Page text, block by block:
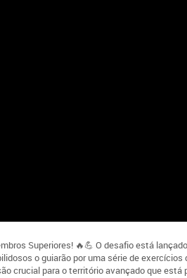
Superiores! 🔥💪 O desafio está
o guiarão por uma série de
crucial para o território avançado que está